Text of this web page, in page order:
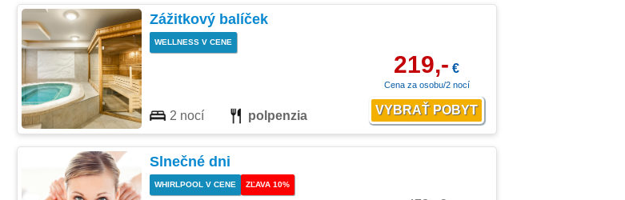
Zážitkový balíček
WELLNESS V CENE
2 nocí polpenzia
219,- €
Cena za osobu/2 nocí
Slnečné dni
WHIRLPOOL V CENE ZĽAVA 10%